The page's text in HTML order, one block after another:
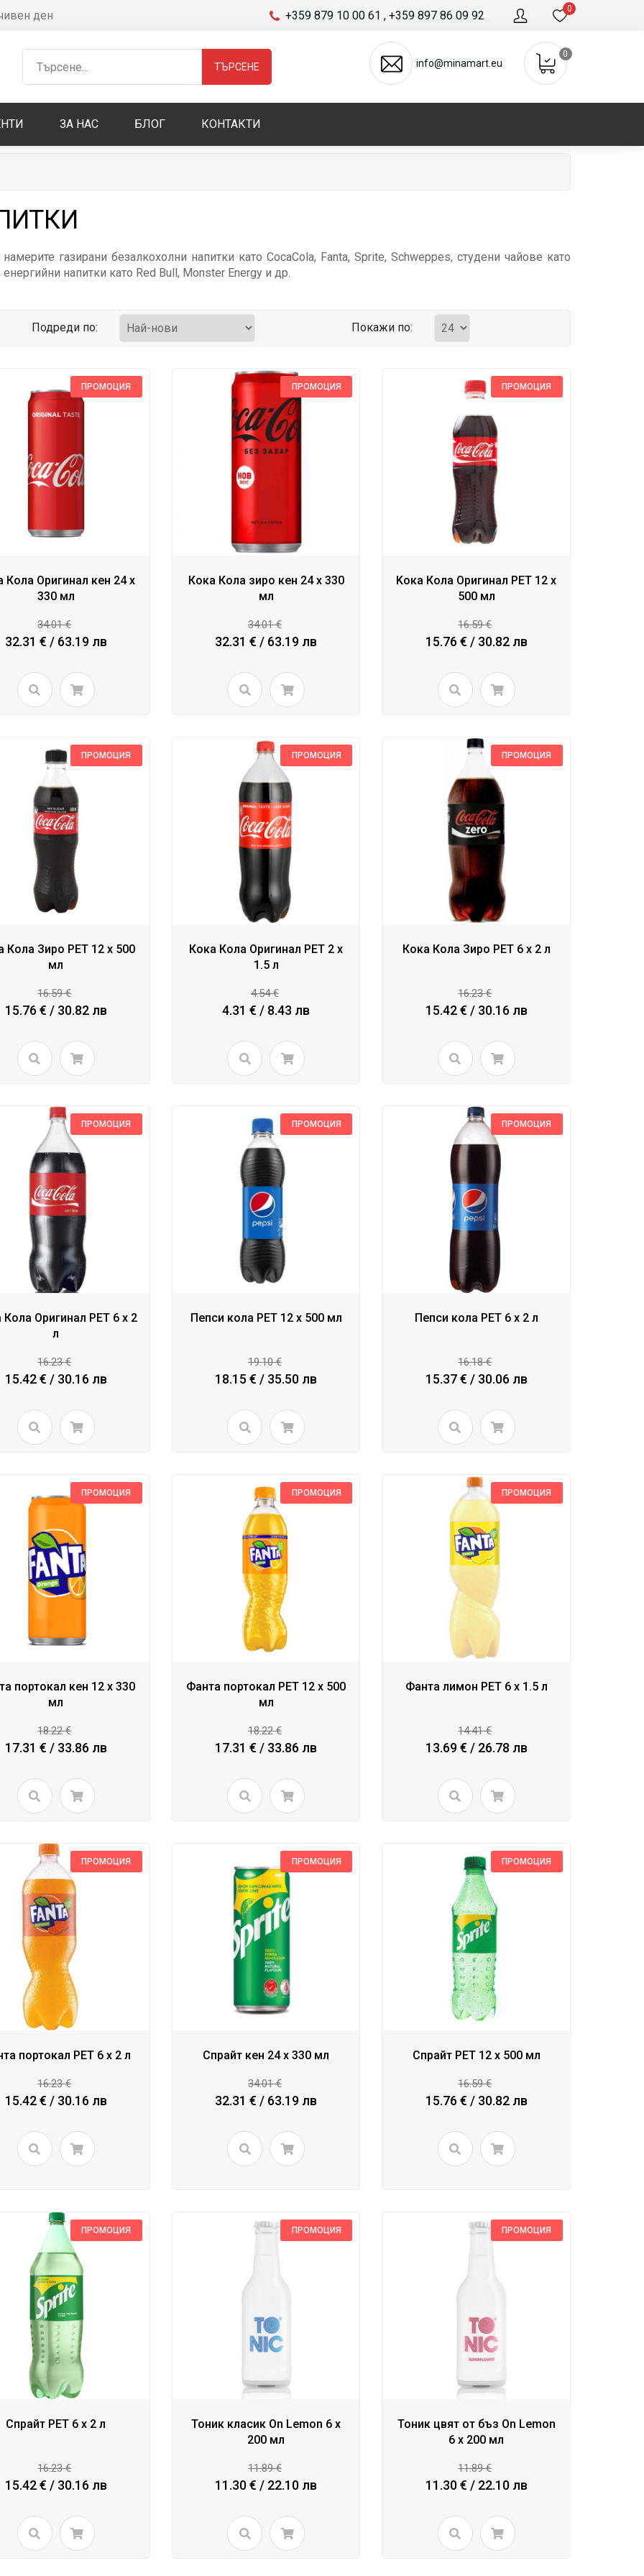
ден 0
+359 879 10 00 61 , +359 897 86 09 92
ТЪРСЕНЕ info@minamart.eu
0
ЗА НАС БЛОГ КОНТАКТИ
газирани безалкохолни напитки като CocaCola, Fanta, Sprite, Schweppes, студени чайове като
напитки като Red Bull, Monster Energy и др.
Подреди по: Покажи по:
ПРОМОЦИЯ
Кола Оригинал кен 24 x
330 мл
34.01 €
32.31 € / 63.19 лв
ПРОМОЦИЯ
Кока Кола зиро кен 24 x 330
мл
34.01 €
32.31 € / 63.19 лв
ПРОМОЦИЯ
Kока Кола Оригинал PET 12 x
500 мл
16.59 €
15.76 € / 30.82 лв
ПРОМОЦИЯ
Кола Зиро PET 12 x 500
мл
16.59 €
15.76 € / 30.82 лв
ПРОМОЦИЯ
Кока Кола Оригинал PET 2 x
1.5 л
4.54 €
4.31 € / 8.43 лв
ПРОМОЦИЯ
Кока Кола Зиро PET 6 x 2 л
16.23 €
15.42 € / 30.16 лв
ПРОМОЦИЯ
Кола Оригинал PET 6 x 2
л
16.23 €
15.42 € / 30.16 лв
ПРОМОЦИЯ
Пепси кола PET 12 x 500 мл
19.10 €
18.15 € / 35.50 лв
ПРОМОЦИЯ
Пепси кола PET 6 x 2 л
16.18 €
15.37 € / 30.06 лв
ПРОМОЦИЯ
портокал кен 12 x 330
мл
18.22 €
17.31 € / 33.86 лв
ПРОМОЦИЯ
Фанта портокал PET 12 x 500
мл
18.22 €
17.31 € / 33.86 лв
ПРОМОЦИЯ
Фанта лимон PET 6 x 1.5 л
14.41 €
13.69 € / 26.78 лв
ПРОМОЦИЯ
портокал PET 6 x 2 л
16.23 €
15.42 € / 30.16 лв
ПРОМОЦИЯ
Спрайт кен 24 x 330 мл
34.01 €
32.31 € / 63.19 лв
ПРОМОЦИЯ
Спрайт PET 12 x 500 мл
16.59 €
15.76 € / 30.82 лв
ПРОМОЦИЯ
Спрайт PET 6 x 2 л
16.23 €
15.42 € / 30.16 лв
ПРОМОЦИЯ
Тоник класик On Lemon 6 x
200 мл
11.89 €
11.30 € / 22.10 лв
ПРОМОЦИЯ
Тоник цвят от бъз On Lemon
6 x 200 мл
11.89 €
11.30 € / 22.10 лв